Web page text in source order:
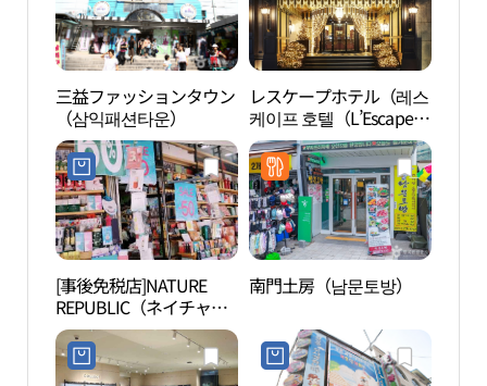
三益ファッションタウン
（삼익패션타운）
レスケープホテル（레스
케이프 호텔（L’Escape
Hotel））
[事後免税店]NATURE
REPUBLIC（ネイチャー
リパブリック）・ナムデ
ムン（南大門）店(네이
처리퍼블릭 남대문점)
南門土房（남문토방）